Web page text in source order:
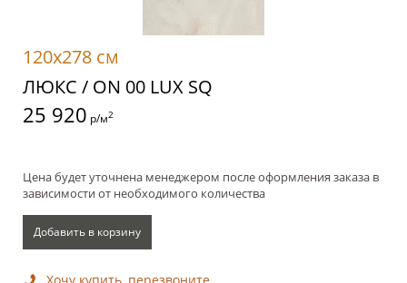
120x278 см
ЛЮКС / ON 00 LUX SQ
25 920 р/м2
Цена будет уточнена менеджером после оформления заказа в
зависимости от необходимого количества
Добавить в корзину